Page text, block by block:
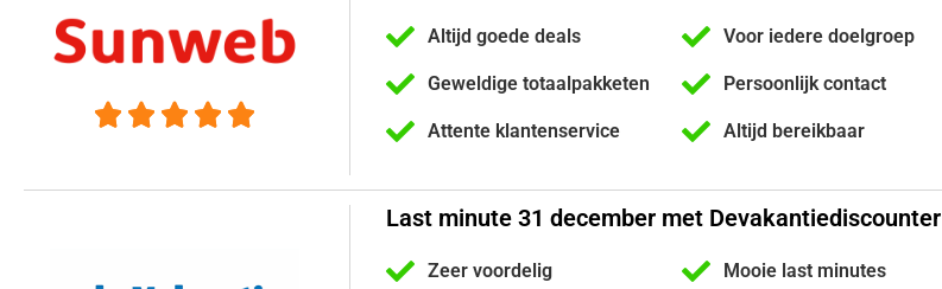
    
Altijd goede deals
Geweldige totaalpakketen
Attente klantenservice
Voor iedere doelgroep
Persoonlijk contact
Altijd bereikbaar
Last minute 31 december met Devakantiediscounter
Zeer voordelig Mooie last minutes